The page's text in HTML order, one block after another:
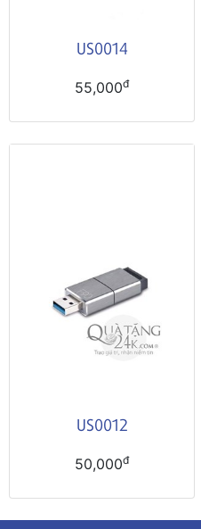
US0014
55,000đ
US0012
50,000đ